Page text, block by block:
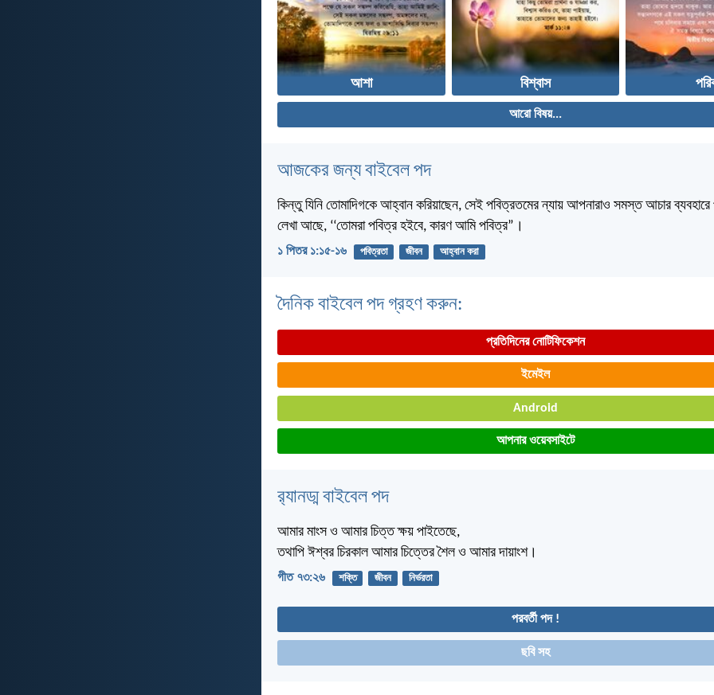
আশা বিশ্বাস
আরো বিষয়...
আজকের জন্য বাইবেল পদ
কিন্তু যিনি তোমাদিগকে আহ্বান করিয়াছেন, সেই পবিত্রতমের ন্যায় আপনারাও সমস্ত আচার
লেখা আছে, ‘‘তোমরা পবিত্র হইবে, কারণ আমি পবিত্র”।
১ পিতর ১:১৫-১৬ পবিত্রতা জীবন আহ্বান করা
দৈনিক বাইবেল পদ গ্রহণ করুন:
প্রতিদিনের নোটিফিকেশন
ইমেইল
Android
আপনার ওয়েবসাইটে
র‌্যানড্ম বাইবেল পদ
আমার মাংস ও আমার চিত্ত ক্ষয় পাইতেছে,
তথাপি ঈশ্বর চিরকাল আমার চিত্তের শৈল ও আমার দায়াংশ।
গীত ৭৩:২৬ শক্তি জীবন নির্ভরতা
পরবর্তী পদ !
ছবি সহ